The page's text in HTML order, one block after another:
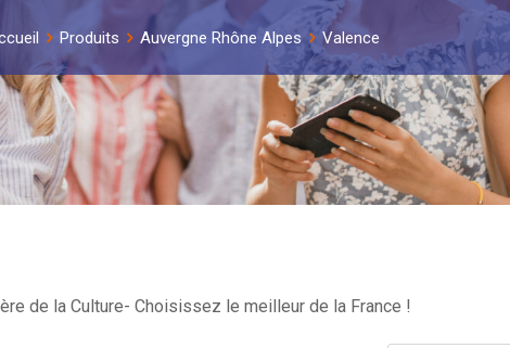
Produits Auvergne Rhône Alpes Valence
de la Culture- Choisissez le meilleur de la France !